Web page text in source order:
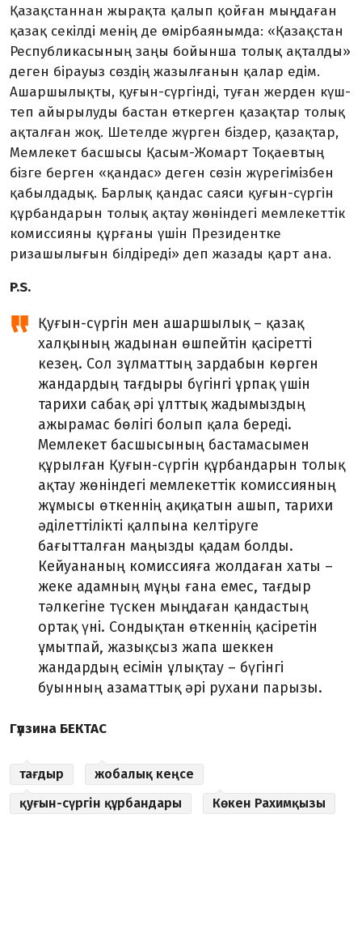
Қазақстаннан жырақ­та қалып қойған мыңдаған
қазақ секілді менің де өмірбаянымда: «Қа­зақстан
Республикасының заңы бойынша толық ақталды»
деген бірауыз сөздің жазылғанын қа­лар едім.
Ашаршылықты, қу­ғын-сүргінді, туған жерден күш­
теп айырылуды бастан өткерген қазақтар толық
ақталған жоқ. Ше­телде жүрген біздер, қазақтар,
Мемлекет басшысы Қасым-Жомарт Тоқаевтың
бізге берген «қан­дас» деген сөзін жүрегімізбен
қабылдадық. Барлық қандас саяси қуғын-сүргін
құрбандарын толық ақтау жөніндегі мемлекеттік
ко­мис­сияны құрғаны үшін Пре­зи­дентке
ризашылығын білдіреді» деп жазады қарт ана.
P.S.
Қуғын-сүргін мен ашаршылық – қазақ
халқының жадынан өшпейтін қасіретті
кезең. Сол зұлматтың зардабын көрген
жандардың тағдыры бүгінгі ұрпақ үшін
тарихи сабақ әрі ұлттық жадымыздың
ажырамас бөлігі болып қала береді.
Мемлекет басшысының бастамасымен
құрылған Қуғын-сүргін құрбандарын толық
ақтау жөніндегі мемлекеттік комиссияның
жұмысы өткеннің ақиқатын ашып, тарихи
әділеттілікті қалпына келтіруге
бағытталған маңызды қадам болды.
Кейуананың комиссияға жолдаған хаты –
жеке адамның мұңы ғана емес, тағдыр
тәлкегіне түскен мыңдаған қандастың
ортақ үні. Сондықтан өткеннің қасіретін
ұмытпай, жазықсыз жапа шеккен
жандардың есімін ұлықтау – бүгінгі
буынның азаматтық әрі рухани парызы.
Гүлзина БЕКТАС
тағдыр
жобалық кеңсе
қуғын-сүргін құрбандары
Көкен Рахимқызы